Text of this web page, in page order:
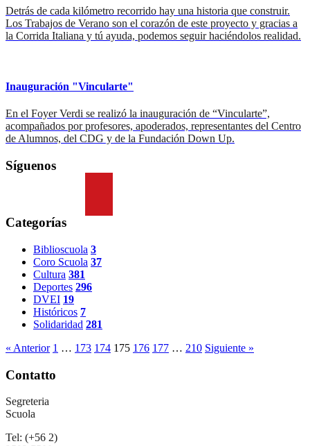
Detrás de cada kilómetro recorrido hay una historia que construir.
Los Trabajos de Verano son el corazón de este proyecto y gracias a
la Corrida Italiana y tú ayuda, podemos seguir haciéndolos realidad.
Inauguración "Vincularte"
En el Foyer Verdi se realizó la inauguración de “Vincularte”,
acompañados por profesores, apoderados, representantes del Centro
de Alumnos, del CDG y de la Fundación Down Up.
Síguenos
Categorías
Biblioscuola 3
Coro Scuola 37
Cultura 381
Deportes 296
DVEI 19
Históricos 7
Solidaridad 281
« Anterior 1 … 173 174 175 176 177 … 210 Siguiente »
Contatto
Segreteria
Scuola
Tel: (+56 2)